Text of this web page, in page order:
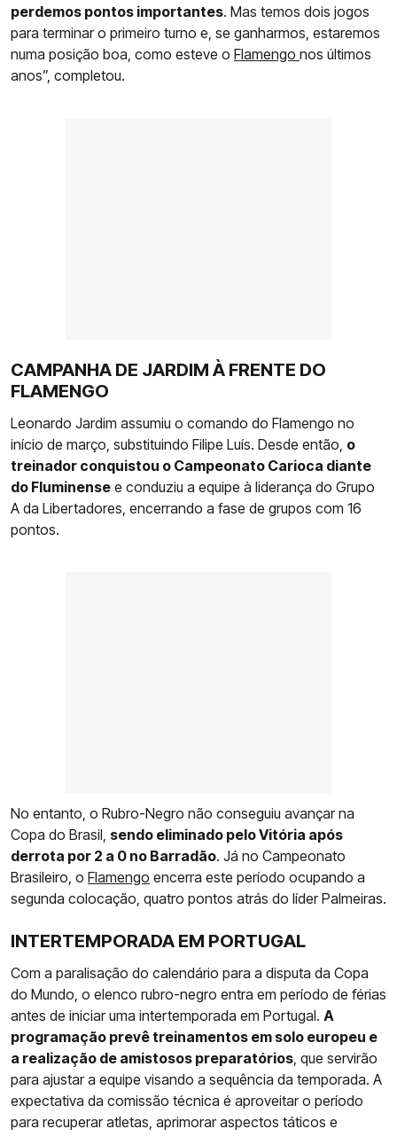
perdemos pontos importantes. Mas temos dois jogos
para terminar o primeiro turno e, se ganharmos, estaremos
numa posição boa, como esteve o Flamengo nos últimos
anos”, completou.
CAMPANHA DE JARDIM À FRENTE DO
FLAMENGO
Leonardo Jardim assumiu o comando do Flamengo no
início de março, substituindo Filipe Luís. Desde então, o
treinador conquistou o Campeonato Carioca diante
do Fluminense e conduziu a equipe à liderança do Grupo
A da Libertadores, encerrando a fase de grupos com 16
pontos.
No entanto, o Rubro-Negro não conseguiu avançar na
Copa do Brasil, sendo eliminado pelo Vitória após
derrota por 2 a 0 no Barradão. Já no Campeonato
Brasileiro, o Flamengo encerra este período ocupando a
segunda colocação, quatro pontos atrás do líder Palmeiras.
INTERTEMPORADA EM PORTUGAL
Com a paralisação do calendário para a disputa da Copa
do Mundo, o elenco rubro-negro entra em período de férias
antes de iniciar uma intertemporada em Portugal. A
programação prevê treinamentos em solo europeu e
a realização de amistosos preparatórios , que servirão
para ajustar a equipe visando a sequência da temporada. A
expectativa da comissão técnica é aproveitar o período
para recuperar atletas, aprimorar aspectos táticos e